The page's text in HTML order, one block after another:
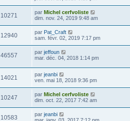
10271 par Michel cerfvoliste
dim. nov. 24, 2019 9:48 am
12940 par Pat_Craft
sam. févr. 02, 2019 7:17 pm
46557 par jeffoun
mar. déc. 04, 2018 1:14 pm
14021 par jeanbi
ven. mai 18, 2018 9:36 pm
10247 par Michel cerfvoliste
dim. oct. 22, 2017 7:42 am
10583 par jeanbi